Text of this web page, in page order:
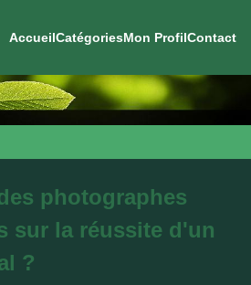
AccueilCatégoriesMon ProfilContact
photographes
sur la réussite d'un
?